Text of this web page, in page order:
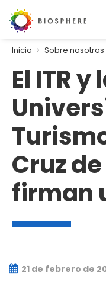
Inicio Sobre nosotros
El ITR
Cruz
firman
21 de febrero de